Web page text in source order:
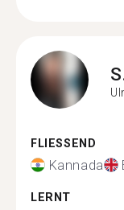
FLIESSEND
Kannada
LERNT